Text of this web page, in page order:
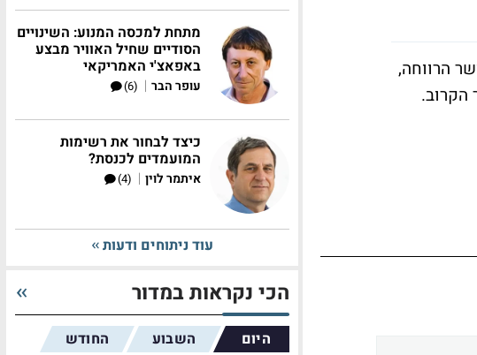
הרווחה,
מתחת למכסה המנוע: השינויים
הסודיים שחיל האוויר מבצע
באפאצ'י האמריקאי
עופר הבר |
(6)
כיצד לבחור את רשימות
המועמדים לכנסת?
איתמר לוין |
(4)
עוד ניתוחים ודעות
הכי נקראות במדור
היום השבוע החודש